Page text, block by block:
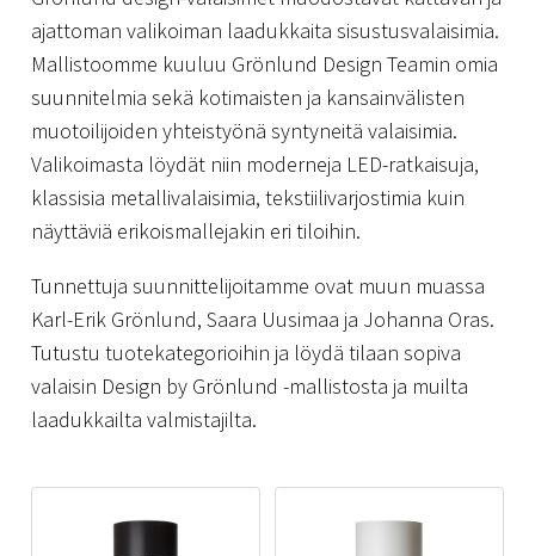
ajattoman valikoiman laadukkaita sisustusvalaisimia.
Mallistoomme kuuluu Grönlund Design Teamin omia
suunnitelmia sekä kotimaisten ja kansainvälisten
muotoilijoiden yhteistyönä syntyneitä valaisimia.
Valikoimasta löydät niin moderneja LED-ratkaisuja,
klassisia metallivalaisimia, tekstiilivarjostimia kuin
näyttäviä erikoismallejakin eri tiloihin.
Tunnettuja suunnittelijoitamme ovat muun muassa
Karl-Erik Grönlund, Saara Uusimaa ja Johanna Oras.
Tutustu tuotekategorioihin ja löydä tilaan sopiva
valaisin Design by Grönlund -mallistosta ja muilta
laadukkailta valmistajilta.